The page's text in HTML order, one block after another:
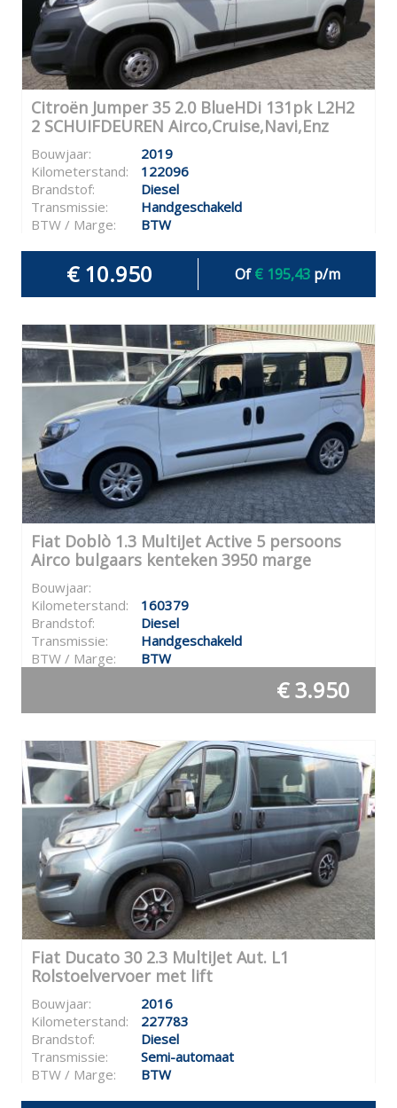
Citroën Jumper 35 2.0 BlueHDi 131pk L2H2
2 SCHUIFDEUREN Airco,Cruise,Navi,Enz
Bouwjaar:
2019
Kilometerstand:
122096
Brandstof:
Diesel
Transmissie:
Handgeschakeld
BTW / Marge:
BTW
€ 10.950 Of€ 195,43p/m
Fiat Doblò 1.3 MultiJet Active 5 persoons
Airco bulgaars kenteken 3950 marge
Bouwjaar:
Kilometerstand:
160379
Brandstof:
Diesel
Transmissie:
Handgeschakeld
BTW / Marge:
BTW
€ 3.950
Fiat Ducato 30 2.3 MultiJet Aut. L1
Rolstoelvervoer met lift
Bouwjaar:
2016
Kilometerstand:
227783
Brandstof:
Diesel
Transmissie:
Semi-automaat
BTW / Marge:
BTW